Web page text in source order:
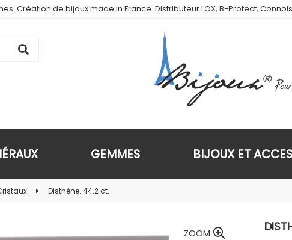
Création de bijoux made in France. Distributeur LOX, B-Protect,
GEMMES BIJOUX ET
Disthène. 44.2 ct.
ZOOM